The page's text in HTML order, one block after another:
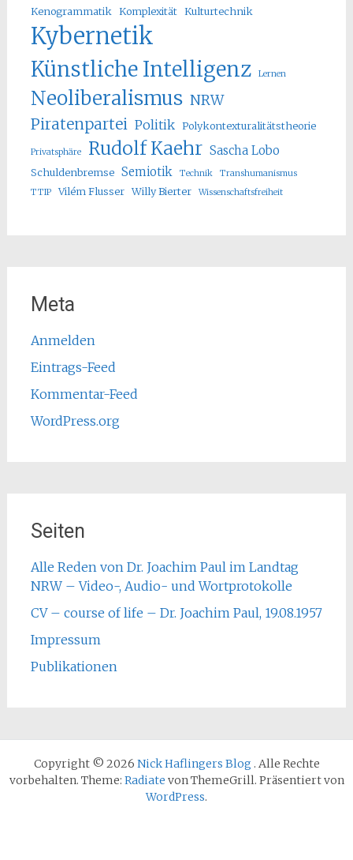
Kenogrammatik Komplexität Kulturtechnik
Kybernetik
Künstliche Intelligenz Lernen
Neoliberalismus NRW
Piratenpartei Politik Polykontexturalitätstheorie
Privatsphäre Rudolf Kaehr Sascha Lobo
Schuldenbremse Semiotik Technik
Transhumanismus
TTIP
Vilém Flusser Willy Bierter Wissenschaftsfreiheit
Meta
Anmelden
Eintrags-Feed
Kommentar-Feed
WordPress.org
Seiten
Alle Reden von Dr. Joachim Paul im Landtag
NRW – Video-, Audio- und Wortprotokolle
CV – course of life – Dr. Joachim Paul, 19.08.1957
Impressum
Publikationen
Copyright © 2026 Nick Haflingers Blog . Alle Rechte
vorbehalten. Theme: Radiate von ThemeGrill. Präsentiert von
WordPress.